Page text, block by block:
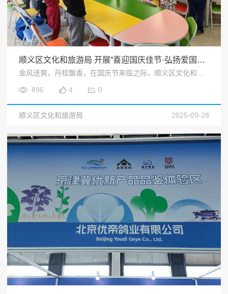
顺义区文化和旅游局 开展“喜迎国庆佳节·弘扬爱国精神” —社会主义核心价值观主题教育活动
896 4 0
2025-09-28
顺义区文化和旅游局